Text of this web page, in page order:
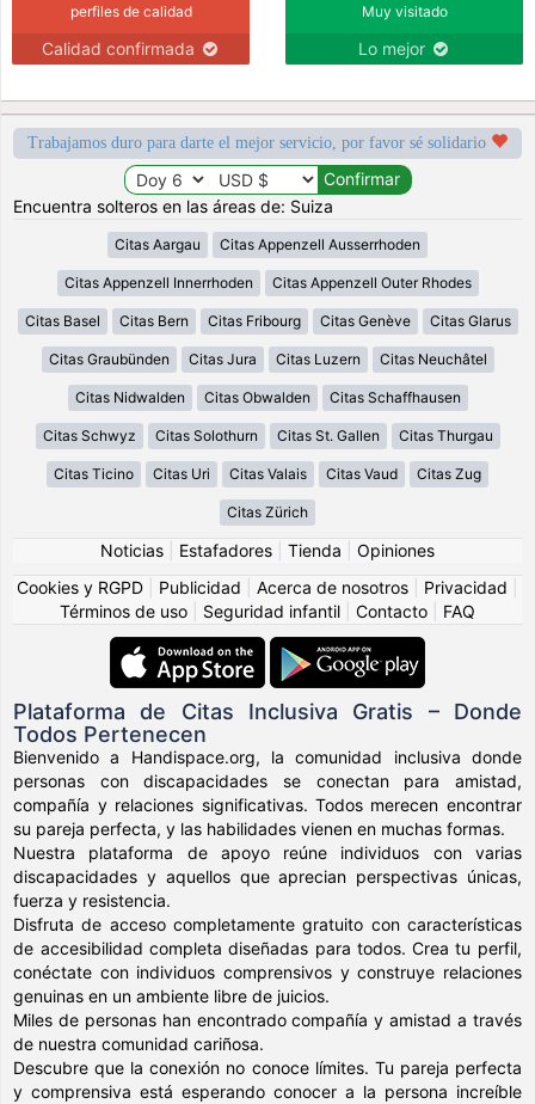
perfiles de calidad
Calidad confirmada
Muy visitado
Lo mejor
Trabajamos duro para darte el mejor servicio, por favor sé solidario
Encuentra solteros en las áreas de: Suiza
Citas Aargau Citas Appenzell Ausserrhoden
Citas Appenzell Innerrhoden Citas Appenzell Outer Rhodes
Citas Basel Citas Bern Citas Fribourg Citas Genève Citas Glarus
Citas Graubünden Citas Jura Citas Luzern Citas Neuchâtel
Citas Nidwalden Citas Obwalden Citas Schaffhausen
Citas Schwyz Citas Solothurn Citas St. Gallen Citas Thurgau
Citas Ticino Citas Uri Citas Valais Citas Vaud Citas Zug
Citas Zürich
Noticias Estafadores Tienda
Opiniones
Cookies y RGPD
Publicidad Acerca de nosotros Privacidad
Términos de uso
Seguridad infantil Contacto FAQ
Plataforma de Citas Inclusiva Gratis – Donde
Todos Pertenecen
Bienvenido a Handispace.org, la comunidad inclusiva donde
personas con discapacidades se conectan para amistad,
compañía y relaciones significativas. Todos merecen encontrar
su pareja perfecta, y las habilidades vienen en muchas formas.
Nuestra plataforma de apoyo reúne individuos con varias
discapacidades y aquellos que aprecian perspectivas únicas,
fuerza y resistencia.
Disfruta de acceso completamente gratuito con características
de accesibilidad completa diseñadas para todos. Crea tu perfil,
conéctate con individuos comprensivos y construye relaciones
genuinas en un ambiente libre de juicios.
Miles de personas han encontrado compañía y amistad a través
de nuestra comunidad cariñosa.
Descubre que la conexión no conoce límites. Tu pareja perfecta
y comprensiva está esperando conocer a la persona increíble